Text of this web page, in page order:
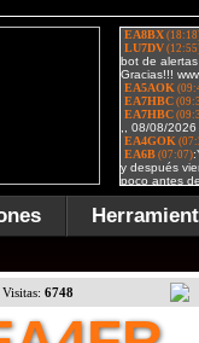
Visitas: 6748